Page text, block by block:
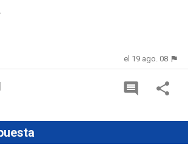
el 19 ago. 08